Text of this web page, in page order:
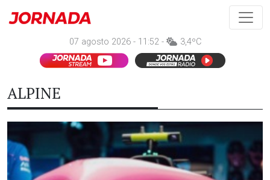
07 agosto 2026 - 11:52 - 3,4ºC
ALPINE